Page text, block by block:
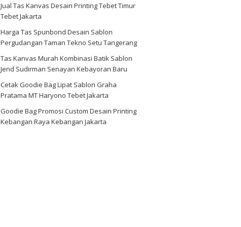
Jual Tas Kanvas Desain Printing Tebet Timur
Tebet Jakarta
Harga Tas Spunbond Desain Sablon
Pergudangan Taman Tekno Setu Tangerang
Tas Kanvas Murah Kombinasi Batik Sablon
Jend Sudirman Senayan Kebayoran Baru
Cetak Goodie Bag Lipat Sablon Graha
Pratama MT Haryono Tebet Jakarta
Goodie Bag Promosi Custom Desain Printing
Kebangan Raya Kebangan Jakarta